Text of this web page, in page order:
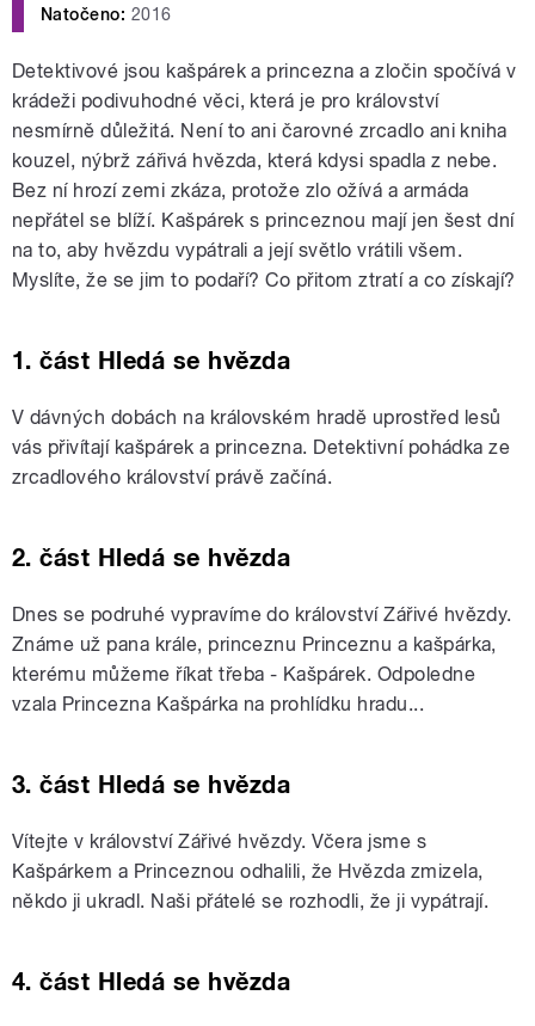
Natočeno: 2016
Detektivové jsou kašpárek a princezna a zločin spočívá v
krádeži podivuhodné věci, která je pro království
nesmírně důležitá. Není to ani čarovné zrcadlo ani kniha
kouzel, nýbrž zářivá hvězda, která kdysi spadla z nebe.
Bez ní hrozí zemi zkáza, protože zlo ožívá a armáda
nepřátel se blíží. Kašpárek s princeznou mají jen šest dní
na to, aby hvězdu vypátrali a její světlo vrátili všem.
Myslíte, že se jim to podaří? Co přitom ztratí a co získají?
1. část Hledá se hvězda
V dávných dobách na královském hradě uprostřed lesů
vás přivítají kašpárek a princezna. Detektivní pohádka ze
zrcadlového království právě začíná.
2. část Hledá se hvězda
Dnes se podruhé vypravíme do království Zářivé hvězdy.
Známe už pana krále, princeznu Princeznu a kašpárka,
kterému můžeme říkat třeba - Kašpárek. Odpoledne
vzala Princezna Kašpárka na prohlídku hradu...
3. část Hledá se hvězda
Vítejte v království Zářivé hvězdy. Včera jsme s
Kašpárkem a Princeznou odhalili, že Hvězda zmizela,
někdo ji ukradl. Naši přátelé se rozhodli, že ji vypátrají.
4. část Hledá se hvězda